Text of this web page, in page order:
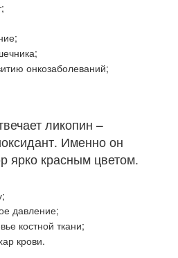
онкозаболеваний;
ликопин –
Именно он
ярко красным цветом.
давление;
костной ткани;
крови.